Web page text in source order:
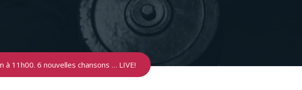
à 11h00. 6 nouvelles chansons … LIVE!